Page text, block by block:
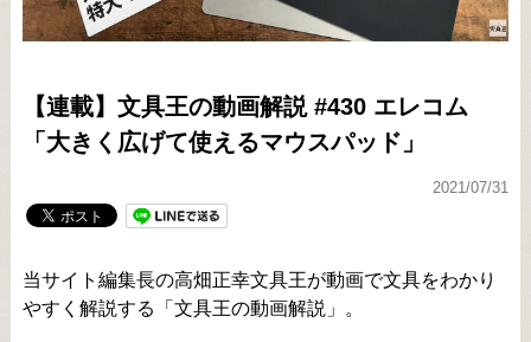
【連載】文具王の動画解説 #430 エレコム
「大きく広げて使えるマウスパッド」
2021/07/31
当サイト編集長の高畑正幸文具王が動画で文具をわかり
やすく解説する「文具王の動画解説」。